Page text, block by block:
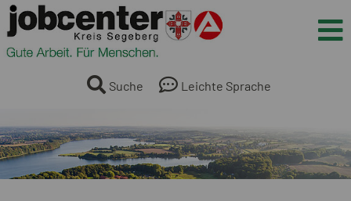
Springe direkt zum Inhalt
Suche Leichte Sprache